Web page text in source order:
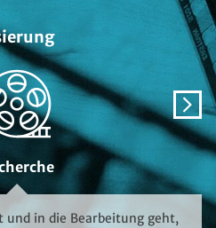
und in die Bearbeitung geht,